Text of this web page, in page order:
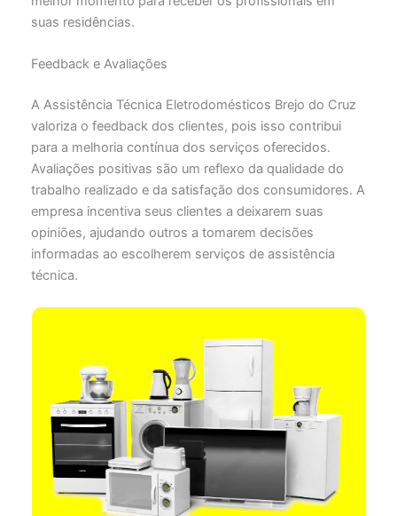
suas residências.
Feedback e Avaliações
A Assistência Técnica Eletrodomésticos Brejo do Cruz
valoriza o feedback dos clientes, pois isso contribui
para a melhoria contínua dos serviços oferecidos.
Avaliações positivas são um reflexo da qualidade do
trabalho realizado e da satisfação dos consumidores. A
empresa incentiva seus clientes a deixarem suas
opiniões, ajudando outros a tomarem decisões
informadas ao escolherem serviços de assistência
técnica.